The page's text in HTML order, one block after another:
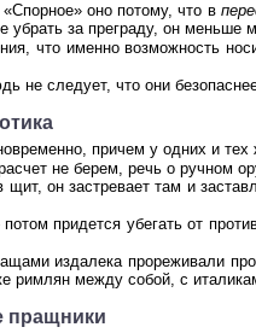
оно потому, что в
убрать за преграду, он
что именно возможность
не следует, что они
причем у одних и тех
не берем, речь о ручном
он застревает там и
придется убегать от
издалека прореживали
между собой, с
пращники